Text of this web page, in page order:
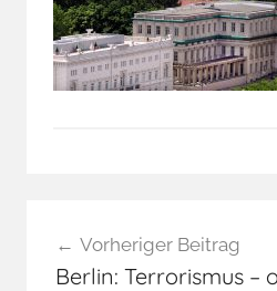
Vorheriger Beitrag
Berlin: Terrorismus –